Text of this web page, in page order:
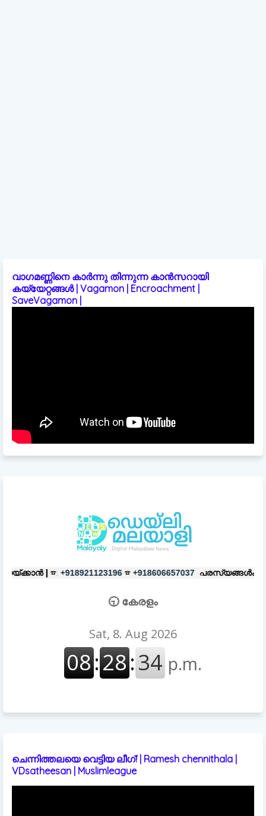
വാഗമണ്ണിനെ കാർന്നു തിന്നുന്ന കാൻസറായി
കയ്യേറ്റങ്ങൾ | Vagamon | Encroachment |
SaveVagamon |
☎ +918606657037 പരസ്യങ്ങൾക്ക്| ☎:
🕤 കേരളം
ചെന്നിത്തലയെ വെട്ടിയ ലീഗ്! | Ramesh chennithala |
VDsatheesan | Muslimleague